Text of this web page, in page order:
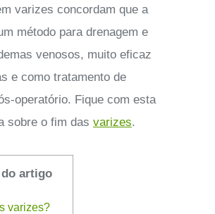
varizes concordam que a
método para drenagem e
venosos, muito eficaz
e como tratamento de
operatório. Fique com esta
sobre o fim das varizes.
artigo
varizes?